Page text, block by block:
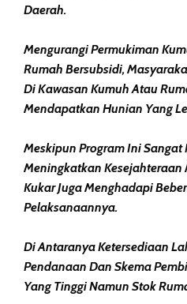
Daerah.
Mengurangi Permukiman
Rumah Bersubsidi,
Di Kawasan Kumuh Atau
Mendapatkan Hunian Yang
Meskipun Program Ini
Meningkatkan Kesejahteraan
Kukar Juga Menghadapi
Pelaksanaannya.
Di Antaranya Ketersediaan
Pendanaan Dan Skema
Yang Tinggi Namun Stok